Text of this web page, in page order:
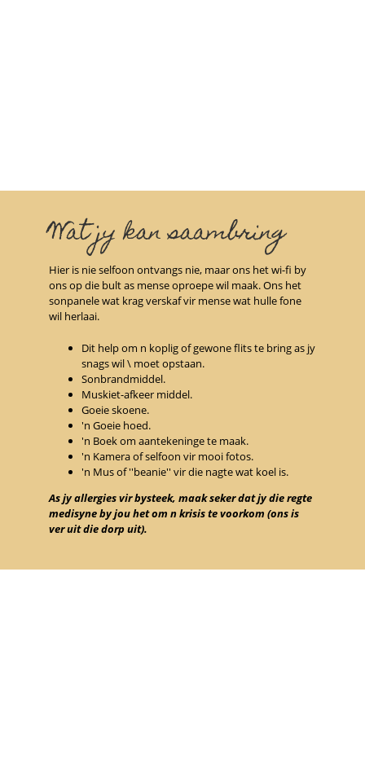
Wat jy kan saambring
Hier is nie selfoon ontvangs nie, maar ons het wi-fi by
ons op die bult as mense oproepe wil maak. Ons het
sonpanele wat krag verskaf vir mense wat hulle fone
wil herlaai.
Dit help om n koplig of gewone flits te bring as jy
snags wil \ moet opstaan.
Sonbrandmiddel.
Muskiet-afkeer middel.
Goeie skoene.
'n Goeie hoed.
'n Boek om aantekeninge te maak.
'n Kamera of selfoon vir mooi fotos.
'n Mus of ''beanie'' vir die nagte wat koel is.
As jy allergies vir bysteek, maak seker dat jy die regte
medisyne by jou het om n krisis te voorkom (ons is
ver uit die dorp uit).